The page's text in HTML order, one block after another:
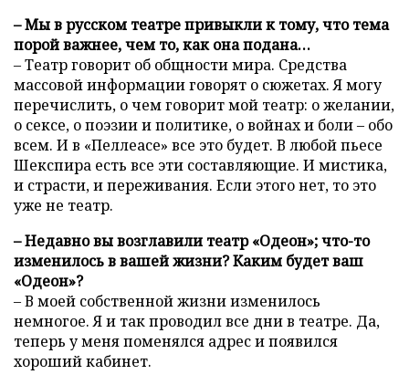
– Мы в русском театре привыкли к тому, что тема
порой важнее, чем то, как она подана…
– Театр говорит об общности мира. Средства
массовой информации говорят о сюжетах. Я могу
перечислить, о чем говорит мой театр: о желании,
о сексе, о поэзии и политике, о войнах и боли – обо
всем. И в «Пеллеасе» все это будет. В любой пьесе
Шекспира есть все эти составляющие. И мистика,
и страсти, и переживания. Если этого нет, то это
уже не театр.
– Недавно вы возглавили театр «Одеон»; что-то
изменилось в вашей жизни? Каким будет ваш
«Одеон»?
– В моей собственной жизни изменилось
немногое. Я и так проводил все дни в театре. Да,
теперь у меня поменялся адрес и появился
хороший кабинет.